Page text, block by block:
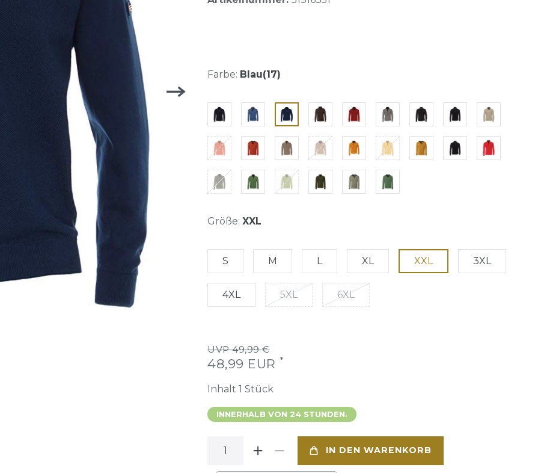
Farbe: Blau(17)
Größe: XXL
S M L XL XXL 3XL
4XL 5XL 6XL
UVP 49,99 €
48,99 EUR *
Inhalt 1 Stück
INNERHALB VON 24 STUNDEN.
IN DEN WARENKORB